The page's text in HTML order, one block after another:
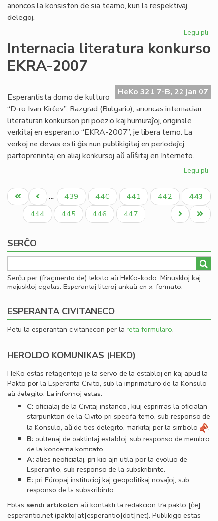
anoncos la konsiston de sia teamo, kun la respektivaj
delegoj.
Legu pli
de
Internacia literatura konkurso
EKRA-2007
HeKo 321 7-B, 22 jan 07
Esperantista domo de kulturo
“D-ro Ivan Kirĉev”, Razgrad (Bulgario), anoncas internacian
literaturan konkurson pri poezio kaj humuraĵoj, originale
verkitaj en esperanto “EKRA-2007”, je libera temo. La
verkoj ne devas esti ĝis nun publikigitaj en periodaĵoj,
partoprenintaj en aliaj konkursoj aŭ aﬁŝitaj en Interneto.
Legu pli
Pagination
Unua
paĝo
Antaŭa
paĝo
… Paĝo
439 Paĝo
440 Paĝo
441 Paĝo
442
Aktuala
paĝo
443
Paĝo
444 Paĝo
445 Paĝo
446 Paĝo
447 …
Last
page
Next
page
SERĈO
Serĉu per (fragmento de) teksto aŭ HeKo-kodo. Minuskloj kaj
majuskloj egalas. Esperantaj literoj ankaŭ en x-formato.
ESPERANTA CIVITANECO
Petu la esperantan civitanecon per la reta formularo.
HEROLDO KOMUNIKAS (HEKO)
HeKo estas retagentejo je la servo de la establoj en kaj apud la
Pakto por la Esperanta Civito, sub la imprimaturo de la Konsulo
aŭ delegito. La informoj estas:
C: oﬁcialaj de la Civitaj instancoj, kiuj esprimas la oﬁcialan
starpunkton de la Civito pri specifa temo, sub responso de
la Konsulo, aŭ de ties delegito, markitaj per la simbolo
.
B: bultenaj de paktintaj establoj, sub responso de membro
de la koncerna komitato.
A: alies neoﬁcialaj, pri kio ajn utila por la evoluo de
Esperantio, sub responso de la subskribinto.
E: pri Eŭropaj institucioj kaj geopolitikaj novaĵoj, sub
responso de la subskribinto.
Eblas sendi artikolon aŭ kontakti la redakcion tra pakto [ĉe]
esperantio.net(pakto[at]esperantio[dot]net). Publikigo estas